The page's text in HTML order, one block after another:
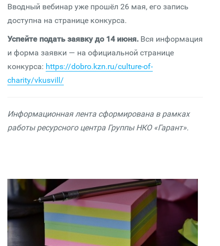
Вводный вебинар уже прошёл 26 мая, его запись
доступна на странице конкурса.
Успейте подать заявку до 14 июня. Вся информация
и форма заявки — на официальной странице
конкурса: https://dobro.kzn.ru/culture-of-
charity/vkusvill/
Информационная лента сформирована в рамках
работы ресурсного центра Группы НКО «Гарант».